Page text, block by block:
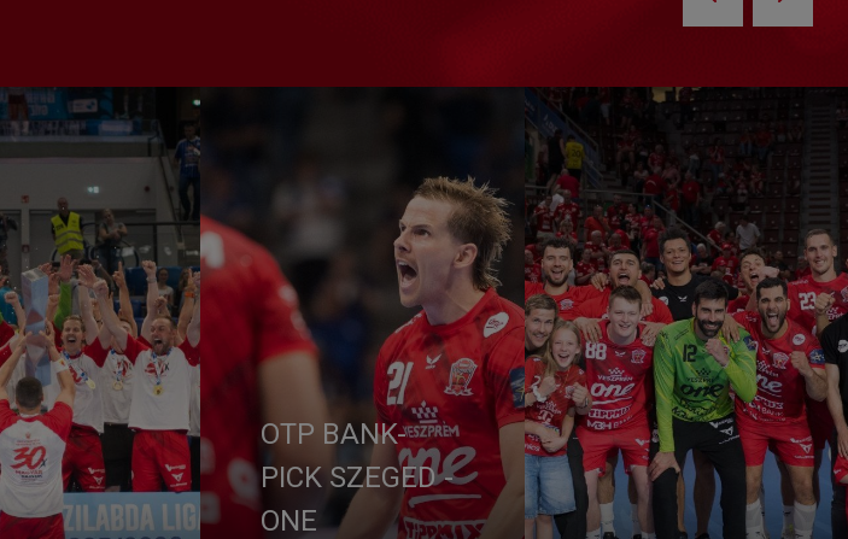
OTP BANK-
PICK SZEGED -
ONE